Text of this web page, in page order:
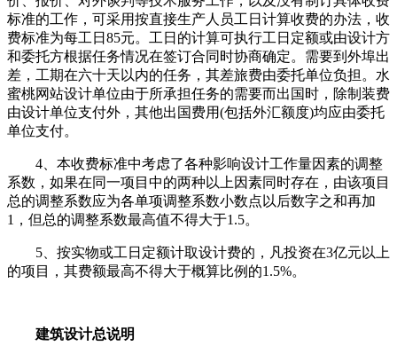
标准的工作，可采用按直接生产人员工日计算收费的办法，收
费标准为每工日85元。工日的计算可执行工日定额或由设计方
和委托方根据任务情况在签订合同时协商确定。需要到外埠出
差，工期在六十天以内的任务，其差旅费由委托单位负担。水
蜜桃网站设计单位由于所承担任务的需要而出国时，除制装费
由设计单位支付外，其他出国费用(包括外汇额度)均应由委托
单位支付。
4、本收费标准中考虑了各种影响设计工作量因素的调整
系数，如果在同一项目中的两种以上因素同时存在，由该项目
总的调整系数应为各单项调整系数小数点以后数字之和再加
1，但总的调整系数最高值不得大于1.5。
5、按实物或工日定额计取设计费的，凡投资在3亿元以上
的项目，其费额最高不得大于概算比例的1.5%。
建筑设计总说明